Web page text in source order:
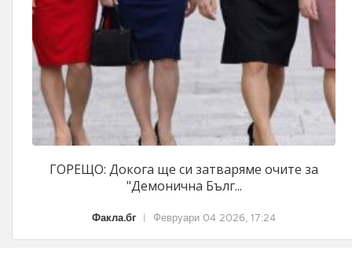
ГОРЕЩО: Докога ще си затваряме очите за
"Демонична Бълг...
Факла.бг Февруари 04 2026, 17:24